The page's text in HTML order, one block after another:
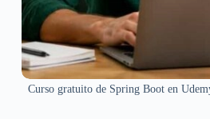
Curso gratuito de Spring Boot en